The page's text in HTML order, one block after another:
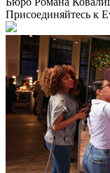
Присоединяйтесь к